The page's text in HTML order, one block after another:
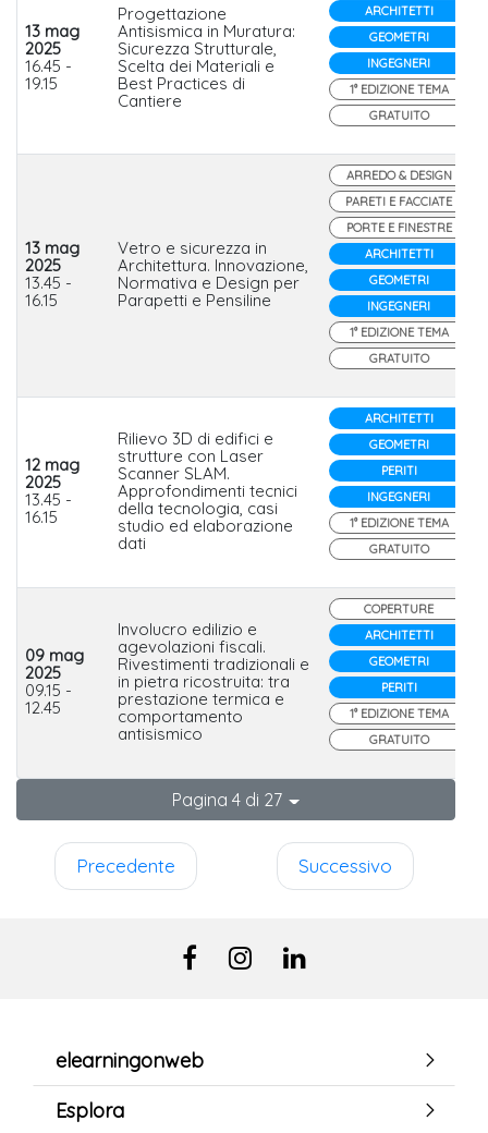
13 mag
2025
16.45 -
19.15
Progettazione
Antisismica in Muratura:
Sicurezza Strutturale,
Scelta dei Materiali e
Best Practices di
Cantiere
ARCHITETTI
GEOMETRI
INGEGNERI
1° EDIZIONE TEMA
GRATUITO
13 mag
2025
13.45 -
16.15
Vetro e sicurezza in
Architettura. Innovazione,
Normativa e Design per
Parapetti e Pensiline
ARREDO & DESIGN
PARETI E FACCIATE
PORTE E FINESTRE
ARCHITETTI
GEOMETRI
INGEGNERI
1° EDIZIONE TEMA
GRATUITO
12 mag
2025
13.45 -
16.15
Rilievo 3D di edifici e
strutture con Laser
Scanner SLAM.
Approfondimenti tecnici
della tecnologia, casi
studio ed elaborazione
dati
ARCHITETTI
GEOMETRI
PERITI
INGEGNERI
1° EDIZIONE TEMA
GRATUITO
09 mag
2025
09.15 -
12.45
Involucro edilizio e
agevolazioni fiscali.
Rivestimenti tradizionali e
in pietra ricostruita: tra
prestazione termica e
comportamento
antisismico
COPERTURE
ARCHITETTI
GEOMETRI
PERITI
1° EDIZIONE TEMA
GRATUITO
Pagina 4 di 27
Precedente Successivo
elearningonweb
Esplora